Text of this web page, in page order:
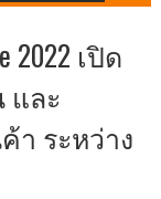
2022 เปิด
และ
า ระหว่าง